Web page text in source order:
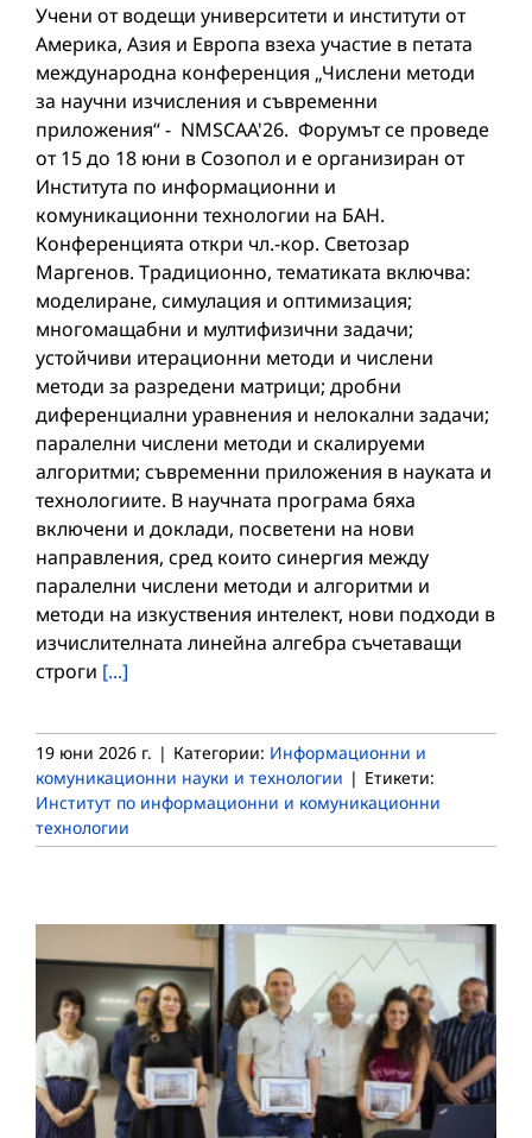
Учени от водещи университети и институти от
Америка, Азия и Европа взеха участие в петата
международна конференция „Числени методи
за научни изчисления и съвременни
приложения“ - NMSCAA'26. Форумът се проведе
от 15 до 18 юни в Созопол и е организиран от
Института по информационни и
комуникационни технологии на БАН.
Конференцията откри чл.-кор. Светозар
Маргенов. Традиционно, тематиката включва:
моделиране, симулация и оптимизация;
многомащабни и мултифизични задачи;
устойчиви итерационни методи и числени
методи за разредени матрици; дробни
диференциални уравнения и нелокални задачи;
паралелни числени методи и скалируеми
алгоритми; съвременни приложения в науката и
технологиите. В научната програма бяха
включени и доклади, посветени на нови
направления, сред които синергия между
паралелни числени методи и алгоритми и
методи на изкуствения интелект, нови подходи в
изчислителната линейна алгебра съчетаващи
строги [...]
19 юни 2026 г. | Категории: Информационни и
комуникационни науки и технологии | Етикети:
Институт по информационни и комуникационни
технологии